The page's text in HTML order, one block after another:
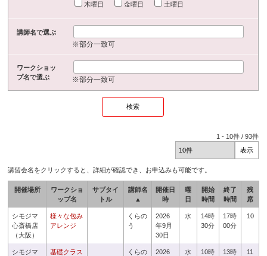
木曜日
金曜日 土曜日
講師名で選ぶ
※部分一致可
ワークショッ
プ名で選ぶ
※部分一致可
1 - 10件 /93件
講習会名をクリックすると、詳細が確認でき、お申込みも可能です。
開催場所
ワークショ
ップ名
サブタイ
トル
講師名
▲
開催日
時
曜
日
開始
時間
終了
時間
残
席
シモジマ
心斎橋店
（大阪）
様々な包み
アレンジ
くらの
う
2026
年9月
30日
水
14時
30分
17時
00分
10
シモジマ
基礎クラス
くらの
2026
水
10時
13時
11